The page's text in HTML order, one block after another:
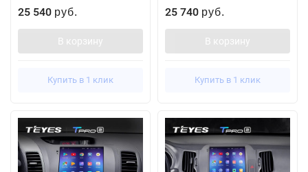
25 540 руб.
В корзину
Купить в 1 клик
25 740 руб.
В корзину
Купить в 1 клик